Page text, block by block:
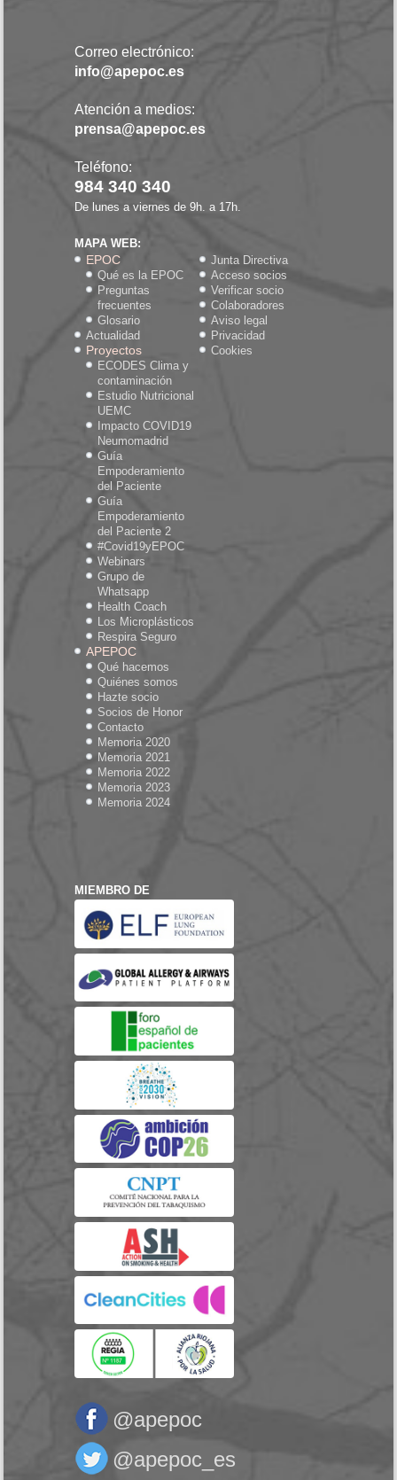
Correo electrónico:
info@apepoc.es
Atención a medios:
prensa@apepoc.es
Teléfono:
984 340 340
De lunes a viernes de 9h. a 17h.
MAPA WEB:
EPOC
Qué es la EPOC
Preguntas
frecuentes
Glosario
Actualidad
Proyectos
ECODES Clima y
contaminación
Estudio Nutricional
UEMC
Impacto COVID19
Neumomadrid
Guía
Empoderamiento
del Paciente
Guía
Empoderamiento
del Paciente 2
#Covid19yEPOC
Webinars
Grupo de
Whatsapp
Health Coach
Los Microplásticos
Respira Seguro
APEPOC
Qué hacemos
Quiénes somos
Hazte socio
Socios de Honor
Contacto
Memoria 2020
Memoria 2021
Memoria 2022
Memoria 2023
Memoria 2024
Junta Directiva
Acceso socios
Verificar socio
Colaboradores
Aviso legal
Privacidad
Cookies
MIEMBRO DE
@apepoc
@apepoc_es